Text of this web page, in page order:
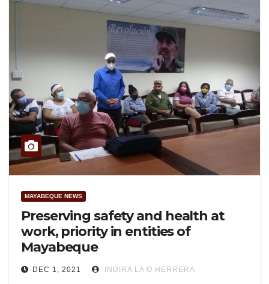
MAYABEQUE NEWS
Preserving safety and health at
work, priority in entities of
Mayabeque
DEC 1, 2021 INDIRA LA O HERRERA